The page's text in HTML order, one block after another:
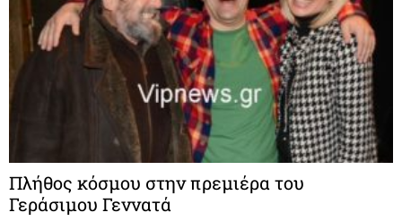
Πλήθος κόσμου στην πρεμιέρα του
Γεράσιμου Γεννατά